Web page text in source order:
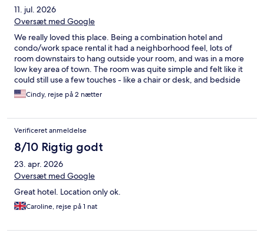
11. jul. 2026
Oversæt med Google
We really loved this place. Being a combination hotel and
condo/work space rental it had a neighborhood feel, lots of
room downstairs to hang outside your room, and was in a more
low key area of town. The room was quite simple and felt like it
could still use a few touches - like a chair or desk, and bedside
table that were bigger than a place to put a cell phone, but it
was clean and comfortable. We used the pool and steam room,
provide space to work or have a bite to eat. It felt safe and
welcoming - in an area that is seeing a revival. If you go- spend
time exploring the place and the local areas. Would be fantastic
spot for a working trip.
Cindy, rejse på 2 nætter
Verificeret anmeldelse
8/10 Rigtig godt
23. apr. 2026
Oversæt med Google
Great hotel. Location only ok.
Caroline, rejse på 1 nat